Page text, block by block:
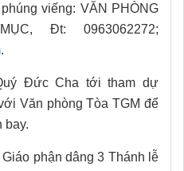
viếng: VĂN PHÒNG
Đt: 0963062272;
.
Đức Cha tới tham dự
Văn phòng Tòa TGM để
bay.
phận dâng 3 Thánh lễ